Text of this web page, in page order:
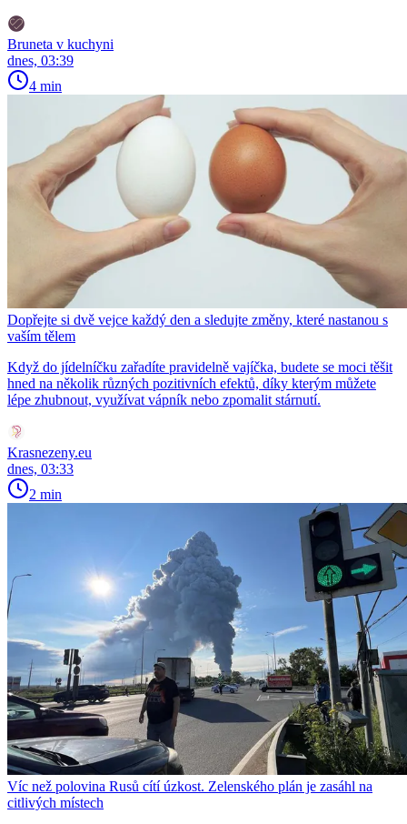
Bruneta v kuchyni
dnes, 03:39
4 min
Dopřejte si dvě vejce každý den a sledujte změny, které nastanou s
vaším tělem
Když do jídelníčku zařadíte pravidelně vajíčka, budete se moci těšit
hned na několik různých pozitivních efektů, díky kterým můžete
lépe zhubnout, využívat vápník nebo zpomalit stárnutí.
Krasnezeny.eu
dnes, 03:33
2 min
Víc než polovina Rusů cítí úzkost. Zelenského plán je zasáhl na
citlivých místech